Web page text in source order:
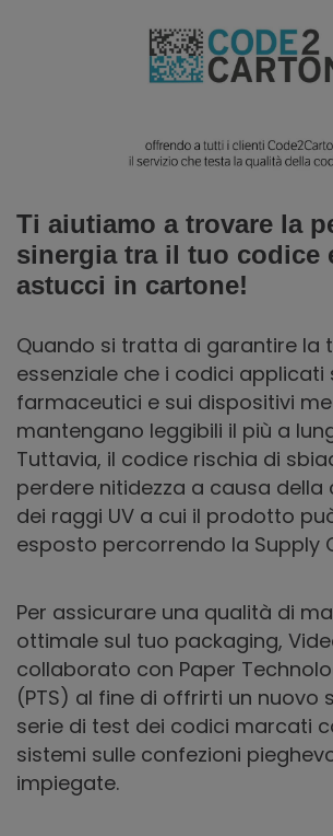
Ti aiutiamo a trovare la
sinergia tra il tuo codice
astucci in cartone!
Quando si tratta di garantire la
essenziale che i codici
farmaceutici e sui dispositivi
mantengano leggibili il più a
Tuttavia, il codice rischia di
perdere nitidezza a causa della
dei raggi UV a cui il prodotto
esposto percorrendo la Supply
Per assicurare una qualità di
ottimale sul tuo packaging,
collaborato con Paper
(PTS) al fine di offrirti un nuovo
serie di test dei codici marcati
sistemi sulle confezioni
impiegate.